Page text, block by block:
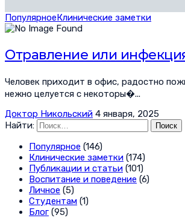
ПопулярноеКлинические заметки
Отравление или
Человек приходит в офис, радостно
нежно целуется с некоторы�...
Доктор Никольский 4 января, 2025
Найти:
Популярное (146)
Клинические заметки (174)
Публикации и статьи (101)
Воспитание и поведение (6)
Личное (5)
Студентам (1)
Блог (95)